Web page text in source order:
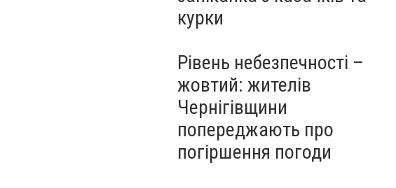
курки
Рівень небезпечності –
жовтий: жителів
Чернігівщини
попереджають про
погіршення погоди